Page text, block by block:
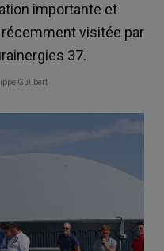
importante et
visitée par
37.
Guilbert